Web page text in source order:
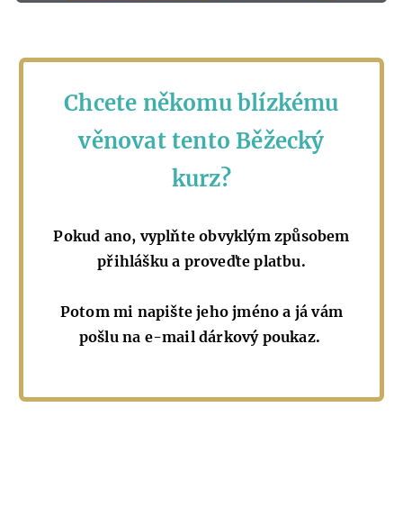
Chcete někomu blízkému
věnovat tento Běžecký
kurz?
Pokud ano, vyplňte obvyklým způsobem
přihlášku a proveďte platbu.
Potom mi napište jeho jméno a já vám
pošlu na e-mail dárkový poukaz.